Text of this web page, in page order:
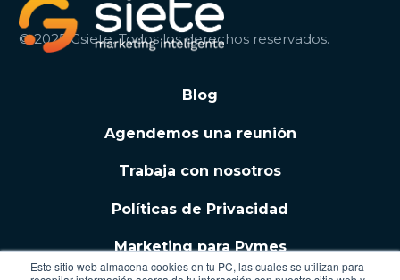
Este sitio web almacena cookies en tu PC, las cuales se utilizan para
© 2025 Gsiete. Todos los derechos reservados.
Blog
Agendemos una reunión
Trabaja con nosotros
Políticas de Privacidad
Marketing para Pymes